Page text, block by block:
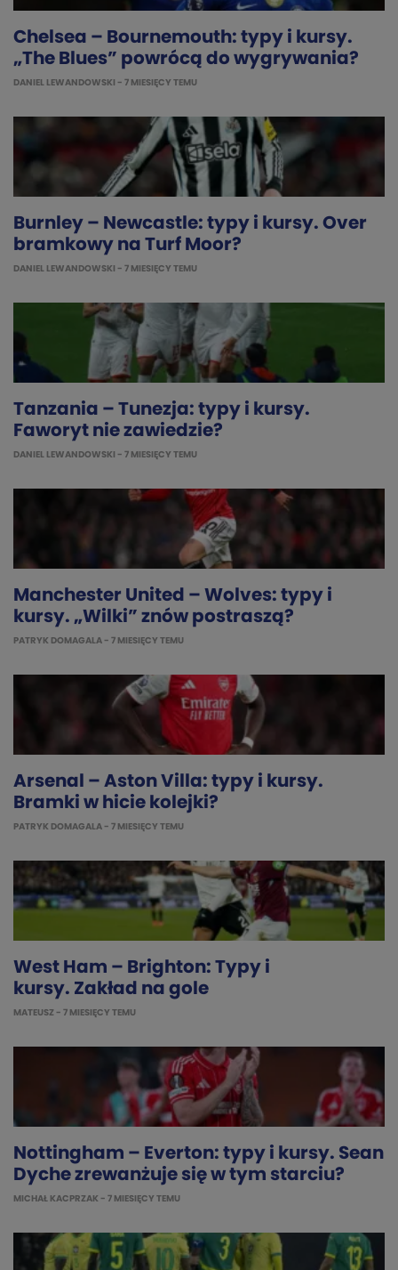
Chelsea – Bournemouth: typy i kursy.
„The Blues” powrócą do wygrywania?
DANIEL LEWANDOWSKI - 7 MIESIĘCY TEMU
Burnley – Newcastle: typy i kursy. Over
bramkowy na Turf Moor?
DANIEL LEWANDOWSKI - 7 MIESIĘCY TEMU
Tanzania – Tunezja: typy i kursy.
Faworyt nie zawiedzie?
DANIEL LEWANDOWSKI - 7 MIESIĘCY TEMU
Manchester United – Wolves: typy i
kursy. „Wilki” znów postraszą?
PATRYK DOMAGALA - 7 MIESIĘCY TEMU
Arsenal – Aston Villa: typy i kursy.
Bramki w hicie kolejki?
PATRYK DOMAGALA - 7 MIESIĘCY TEMU
West Ham – Brighton: Typy i
kursy. Zakład na gole
MATEUSZ - 7 MIESIĘCY TEMU
Nottingham – Everton: typy i kursy. Sean
Dyche zrewanżuje się w tym starciu?
MICHAŁ KACPRZAK - 7 MIESIĘCY TEMU